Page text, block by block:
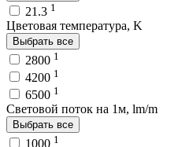
21.3 1
Цветовая температура, K
Выбрать все
2800 1
4200 1
6500 1
Световой поток на 1м, lm/m
Выбрать все
1000 1